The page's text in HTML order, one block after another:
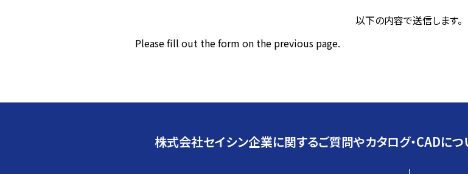
トラブル対策
以下の内容で送信します。
Please fill out the form on the previous page.
株式会社セイシン企業に関するご質問やカタログ・CADにつ